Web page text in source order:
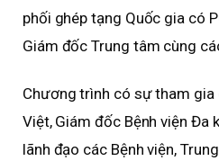
phối ghép tạng Quốc gia có
Giám đốc Trung tâm cùng
Chương trình có sự tham gia
Việt, Giám đốc Bệnh viện Đa
lãnh đạo các Bệnh viện,